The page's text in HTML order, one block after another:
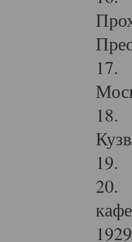
17.
18.
19.
20.